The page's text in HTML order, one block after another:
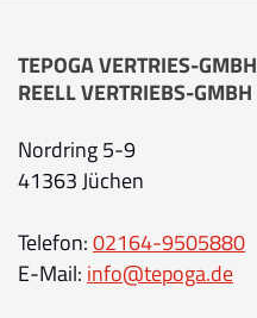
TEPOGA VERTRIES-GMBH
REELL VERTRIEBS-GMBH
Nordring 5-9
41363 Jüchen
Telefon:02164-9505880
E-Mail:info@tepoga.de